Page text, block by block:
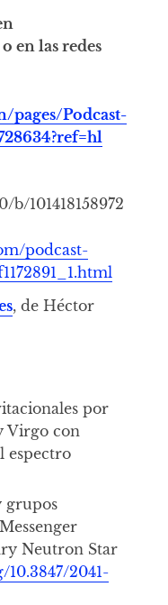
o en las redes
pages/Podcast-
101418158972
podcast-
, de Héctor
por
Virgo con
espectro
grupos
Neutron Star
2041-